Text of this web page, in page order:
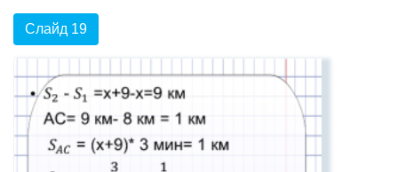
Слайд 19